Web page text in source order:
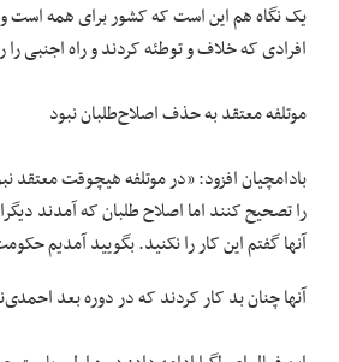
یک نگاه هم این است که کشور برای همه است و
افرادی که خلاف و توطئه کردند و راه اجنبی
موتلفه معتقد به حذف اصلاح‌طلبان نبود
بادامچیان افزود: «در موتلفه هیچوقت معتقد
را تصحیح کنند اما اصلاح طلبان که آمدند
آنها گفتم این کار را نکنید. بگویید آمدیم
آنها چنان بد کار کردند که در دوره بعد